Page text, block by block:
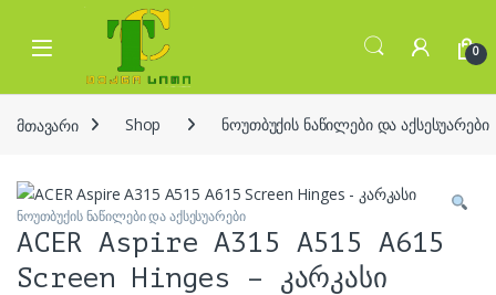
Skip to navigation
Skip to content
Open 0
მთავარი Shop ნოუთბუქის ნაწილები და აქსესუარები
ნოუთბუქის ნაწილები და აქსესუარები
ACER Aspire A315 A515 A615
Screen Hinges – კარკასი